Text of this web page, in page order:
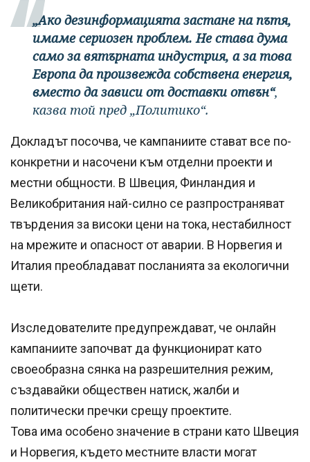
„Ако дезинформацията застане на пътя,
имаме сериозен проблем. Не става дума
само за вятърната индустрия, а за това
Европа да произвежда собствена енергия,
вместо да зависи от доставки отвън“,
казва той пред „Политико“.
Докладът посочва, че кампаниите стават все по-
конкретни и насочени към отделни проекти и
местни общности. В Швеция, Финландия и
Великобритания най-силно се разпространяват
твърдения за високи цени на тока, нестабилност
на мрежите и опасност от аварии. В Норвегия и
Италия преобладават посланията за екологични
щети.
Изследователите предупреждават, че онлайн
кампаниите започват да функционират като
своеобразна сянка на разрешителния режим,
създавайки обществен натиск, жалби и
политически пречки срещу проектите.
Това има особено значение в страни като Швеция
и Норвегия, където местните власти могат